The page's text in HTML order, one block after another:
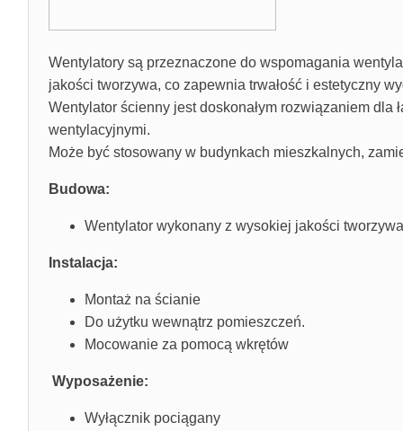
Wentylatory są przeznaczone do wspomagania
jakości tworzywa, co zapewnia trwałość i estetyczny
Wentylator ścienny jest doskonałym rozwiązaniem
wentylacyjnymi.
Może być stosowany w budynkach mieszkalnych,
Budowa:
Wentylator wykonany z wysokiej jakości tworzywa
Instalacja:
Montaż na ścianie
Do użytku wewnątrz pomieszczeń.
Mocowanie za pomocą wkrętów
Wyposażenie:
Wyłącznik pociągany